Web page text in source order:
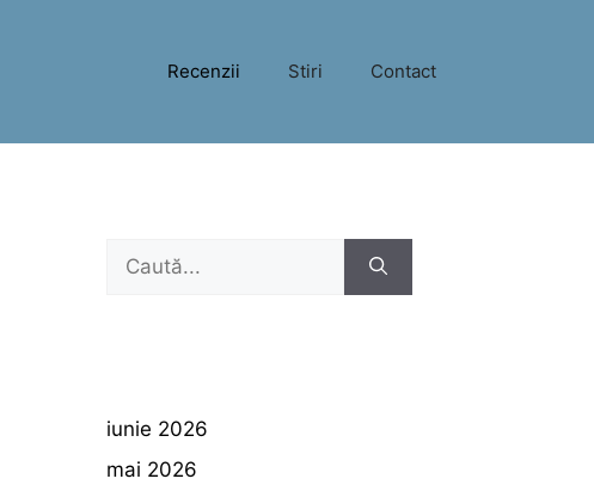
Recenzii Stiri Contact
Caută
iunie 2026
mai 2026